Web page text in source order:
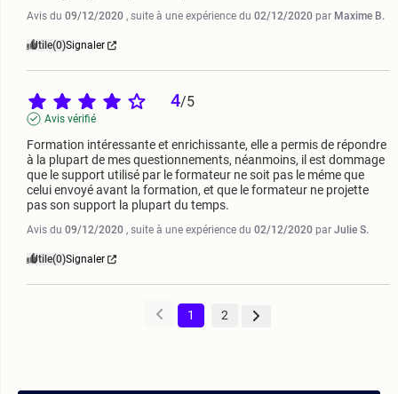
Avis du 09/12/2020 , suite à une expérience du 02/12/2020 par Maxime B.
Utile(0)Signaler
4/5
Avis vérifié
Formation intéressante et enrichissante, elle a permis de répondre
à la plupart de mes questionnements, néanmoins, il est dommage
que le support utilisé par le formateur ne soit pas le méme que
celui envoyé avant la formation, et que le formateur ne projette
pas son support la plupart du temps.
Avis du 09/12/2020 , suite à une expérience du 02/12/2020 par Julie S.
Utile(0)Signaler
1 2